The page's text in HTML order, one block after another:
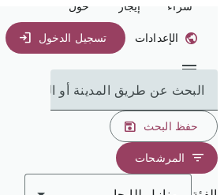
شراء إيجار حول
الإعدادات تسجيل الدخول
البحث عن طريق المدينة أو الدولة
حفظ البحث
المرشحات